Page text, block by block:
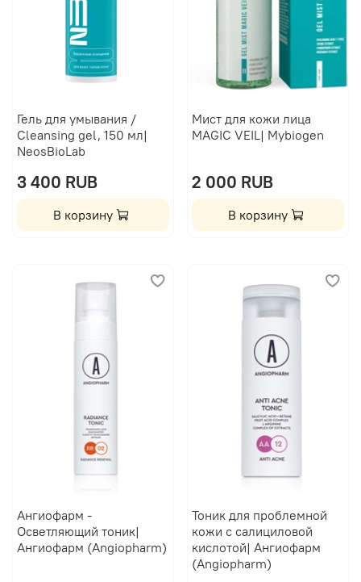
Гель для умывания /
Cleansing gel, 150 мл|
NeosBioLab
3 400 RUB
В корзину
Мист для кожи лица
MAGIC VEIL| Mybiogen
2 000 RUB
В корзину
Ангиофарм -
Осветляющий тоник|
Ангиофарм (Angiopharm)
Тоник для проблемной
кожи с салициловой
кислотой| Ангиофарм
(Angiopharm)